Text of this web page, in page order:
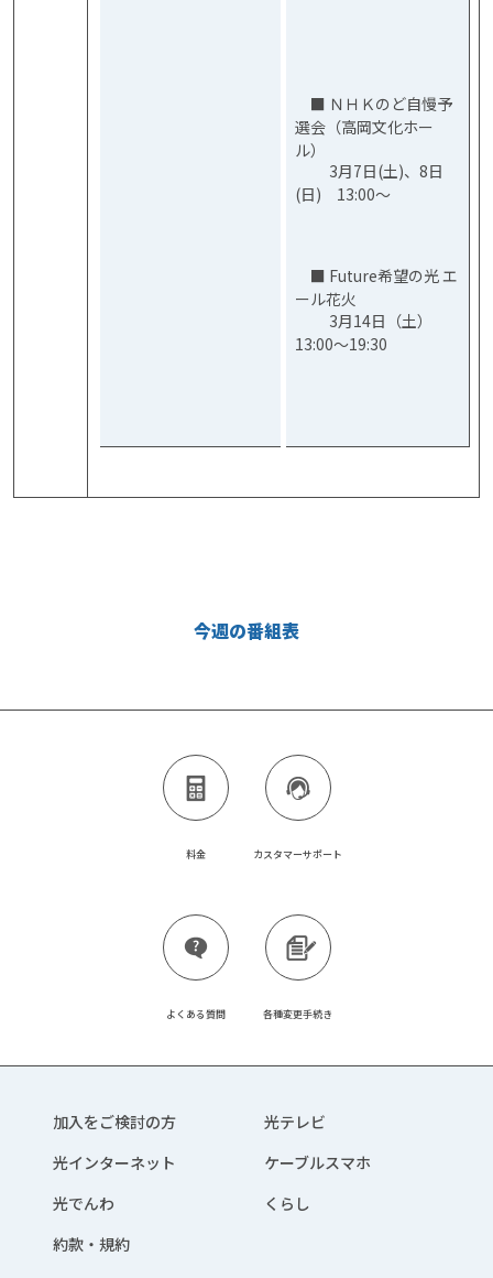
■ ＮＨＫのど自慢予
選会（高岡文化ホー
ル）
3月7日(土)、8日
(日) 13:00～
■ Future希望の光 エ
ール花火
3月14日（土）
13:00～19:30
今週の番組表
料金 カスタマーサポート
よくある質問 各種変更手続き
加入をご検討の方
光テレビ
光インターネット
ケーブルスマホ
光でんわ
くらし
約款・規約